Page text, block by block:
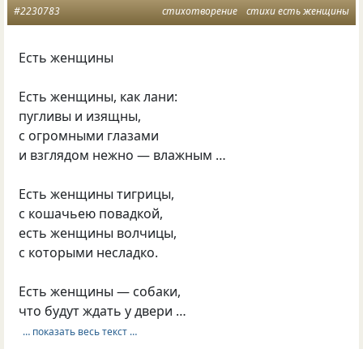
стихотворение стихи есть женщины
#2230783
Есть женщины
Есть женщины, как лани:
пугливы и изящны,
с огромными глазами
и взглядом нежно — влажным …
Есть женщины тигрицы,
с кошачьею повадкой,
есть женщины волчицы,
с которыми несладко.
Есть женщины — собаки,
что будут ждать у двери …
… показать весь текст …